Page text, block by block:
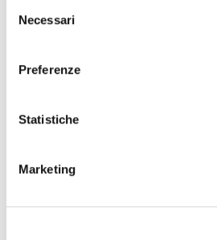
delNecessari
Preferenze
Statistiche
Marketing
COMPRESSED